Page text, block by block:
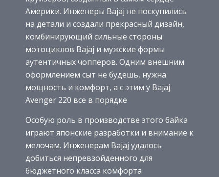
Америки. Инженеры Bajaj не поскупились
на детали и создали прекрасный дизайн,
комбинирующий сильные стороны
мотоциклов Bajaj и мужские формы
аутентичных чопперов. Одним внешним
оформлением сыт не будешь, нужна
мощность и комфорт, а с этим у Bajaj
Avenger 220 все в порядке
Особую роль в производстве этого байка
играют японские разработки и внимание к
мелочам. Инженерам Bajaj удалось
добиться непревзойденного для
бюджетного класса комфорта